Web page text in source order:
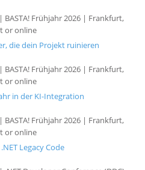
Frühjahr 2026 | Frankfurt,
or online
die dein Projekt ruinieren
Frühjahr 2026 | Frankfurt,
or online
in der KI-Integration
Frühjahr 2026 | Frankfurt,
or online
Legacy Code